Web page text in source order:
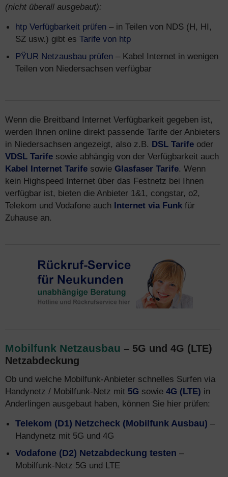
(nicht überall ausgebaut):
htp Verfügbarkeit prüfen – in Teilen von NDS (H, HI,
SZ usw.) gibt es Tarife von htp
PŸUR Netzausbau prüfen – Kabel Internet in wenigen
Teilen von Niedersachsen verfügbar
Wenn die Breitband Internet Verfügbarkeit gegeben ist,
werden Ihnen online direkt passende Tarife der Anbieters
in Niedersachsen angezeigt, also z.B. DSL Tarife oder
VDSL Tarife sowie abhängig von der Verfügbarkeit auch
Kabel Internet Tarife sowie Glasfaser Tarife. Wenn
kein Highspeed Internet über das Festnetz bei Ihnen
verfügbar ist, bieten die Anbieter 1&1, congstar, o2,
Telekom und Vodafone auch Internet via Funk für
Zuhause an.
Mobilfunk Netzausbau – 5G und 4G (LTE)
Netzabdeckung
Ob und welche Mobilfunk-Anbieter schnelles Surfen via
Handynetz / Mobilfunk-Netz mit 5G sowie 4G (LTE) in
Anderlingen ausgebaut haben, können Sie hier prüfen:
Telekom (D1) Netzcheck (Mobilfunk Ausbau) –
Handynetz mit 5G und 4G
Vodafone (D2) Netzabdeckung testen –
Mobilfunk-Netz 5G und LTE